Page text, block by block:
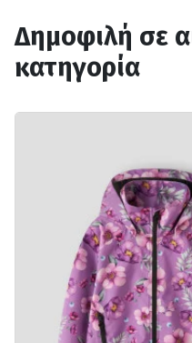
Δημοφιλή σε
κατηγορία